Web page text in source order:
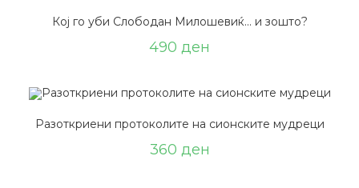
Кој го уби Слободан Милошевиќ… и зошто?
490 ден
Разоткриени протоколите на сионските мудреци
360 ден